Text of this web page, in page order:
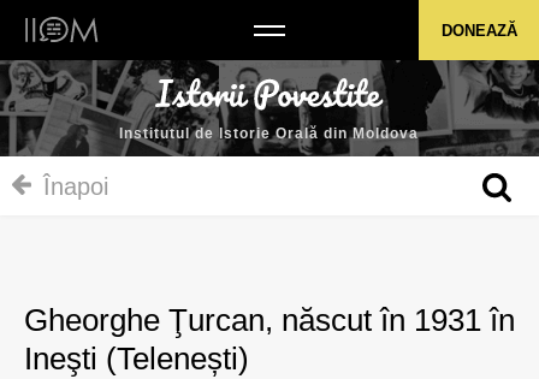
Institutul de Istorie Orală din MoldovaDONEAZĂ
Institutul de Istorie Orală din Moldova
Înapoi
Gheorghe Ţurcan, născut în 1931 în
Ineşti (Telenești)